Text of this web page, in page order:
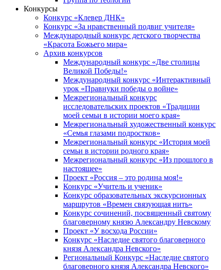
Конкурсы
Конкурс «Клевер ДНК»
Конкурс «За нравственный подвиг учителя»
Международный конкурс детского творчества
«Красота Божьего мира»
Архив конкурсов
Международный конкурс «Две столицы
Великой Победы!»
Международный конкурс «Интерактивный
урок «Правнуки победы о войне»
Межрегиональный конкурс
исследовательских проектов «Традиции
моей семьи в истории моего края»
Межрегиональный художественный конкурс
«Семья глазами подростков»
Межрегиональный конкурс «История моей
семьи в истории родного края»
Межрегиональный конкурс «Из прошлого в
настоящее»
Проект «Россия – это родина моя!»
Конкурс «Учитель и ученик»
Конкурс образовательных экскурсионных
маршрутов «Времен связующая нить»
Конкурс сочинений, посвященный святому
благоверному князю Александру Невскому
Проект «У восхода России»
Конкурс «Наследие святого благоверного
князя Александра Невского»
Региональный Конкурс «Наследие святого
благоверного князя Александра Невского»